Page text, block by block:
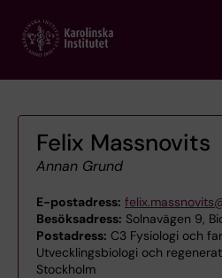
main
Felix Massnovits
Annan Grund
E-postadress:
Besöksadress: Solnavägen 9,
Postadress: C3 Fysiologi och
Utvecklingsbiologi och
Stockholm